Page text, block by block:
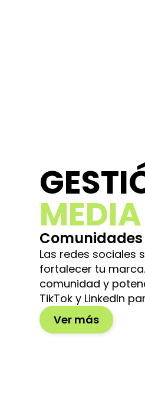
MEDIA
Las redes sociales
fortalecer tu
comunidad y
TikTok y LinkedIn
Ver más